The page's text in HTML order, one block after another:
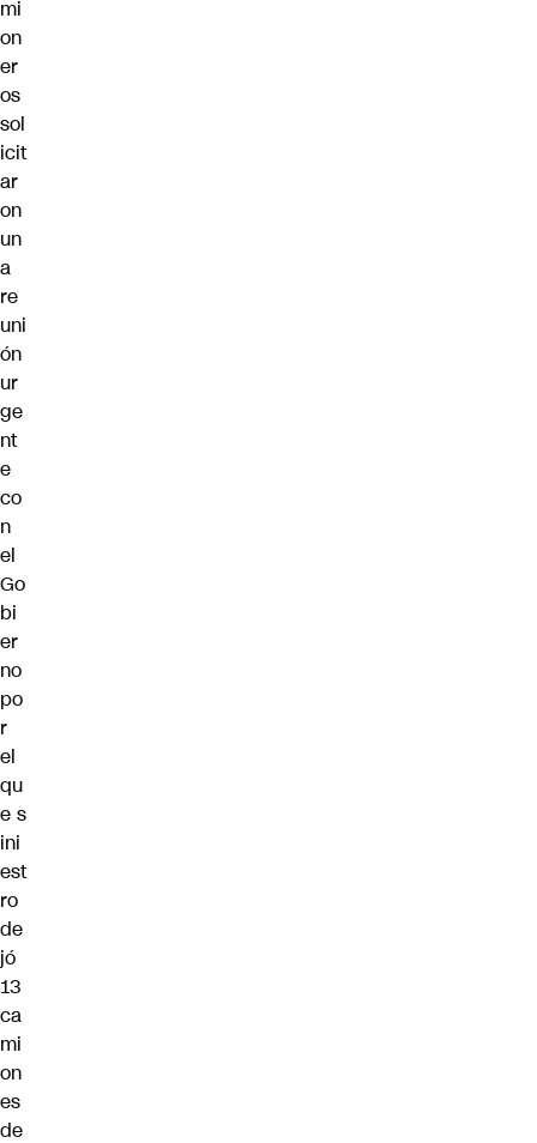
mi
on
er
os
sol
icit
ar
on
un
a
re
uni
ón
ur
ge
nt
e
co
n
el
Go
bi
er
no
po
r
el
qu
e s
ini
est
ro
de
jó
13
ca
mi
on
es
de